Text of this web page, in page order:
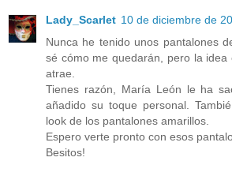
Lady_Scarlet 10 de diciembre de
Nunca he tenido unos pantalones
sé cómo me quedarán, pero la
atrae.
Tienes razón, María León le ha
añadido su toque personal.
look de los pantalones amarillos.
Espero verte pronto con esos
Besitos!